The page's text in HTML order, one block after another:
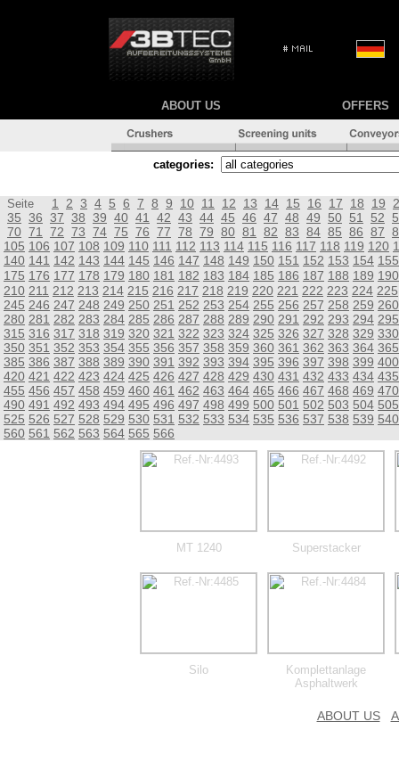
ABOUT US OFFERS
categories:
Seite 1 2 3 4 5 6 7 8 9 10 11 12 13 14 15 16 17 18 19
35 36 37 38 39 40 41 42 43 44 45 46 47 48 49 50 51 52
70 71 72 73 74 75 76 77 78 79 80 81 82 83 84 85 86 87
105 106 107 108 109 110 111 112 113 114 115 116 117 118 119 120
140 141 142 143 144 145 146 147 148 149 150 151 152 153 154 155
175 176 177 178 179 180 181 182 183 184 185 186 187 188 189 190
210 211 212 213 214 215 216 217 218 219 220 221 222 223 224 225
245 246 247 248 249 250 251 252 253 254 255 256 257 258 259 260
280 281 282 283 284 285 286 287 288 289 290 291 292 293 294 295
315 316 317 318 319 320 321 322 323 324 325 326 327 328 329 330
350 351 352 353 354 355 356 357 358 359 360 361 362 363 364 365
385 386 387 388 389 390 391 392 393 394 395 396 397 398 399 400
420 421 422 423 424 425 426 427 428 429 430 431 432 433 434 435
455 456 457 458 459 460 461 462 463 464 465 466 467 468 469 470
490 491 492 493 494 495 496 497 498 499 500 501 502 503 504 505
525 526 527 528 529 530 531 532 533 534 535 536 537 538 539 540
560 561 562 563 564 565 566
MT 1240 Superstacker
Silo
Komplettanlage
Asphaltwerk
ABOUT US